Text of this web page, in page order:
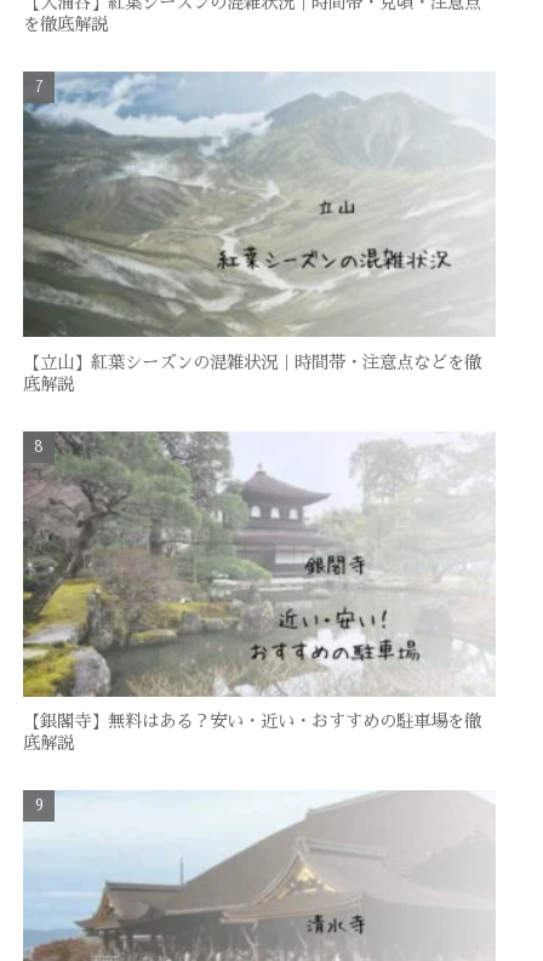
を徹底解説
【立山】紅葉シーズンの混雑状況｜時間帯・注意点などを徹
底解説
【銀閣寺】無料はある？安い・近い・おすすめの駐車場を徹
底解説